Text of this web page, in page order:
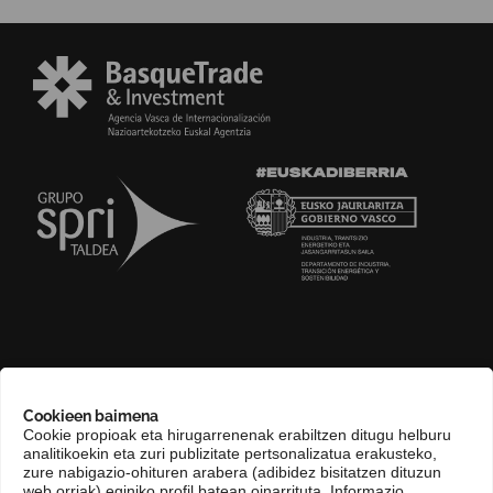
Cookieen baimena
Cookie propioak eta hirugarrenenak erabiltzen ditugu helburu
analitikoekin eta zuri publizitate pertsonalizatua erakusteko,
zure nabigazio-ohituren arabera (adibidez bisitatzen dituzun
COMPLIANCE CHANNEL
HARREMANETARAKO